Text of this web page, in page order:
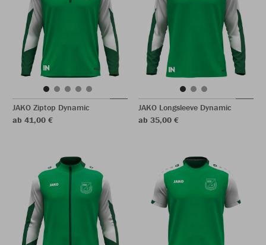
JAKO Ziptop Dynamic
ab 41,00 €
JAKO Longsleeve Dynamic
ab 35,00 €